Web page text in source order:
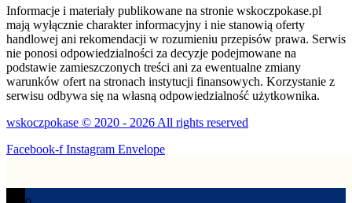
Informacje i materiały publikowane na stronie wskoczpokase.pl
mają wyłącznie charakter informacyjny i nie stanowią oferty
handlowej ani rekomendacji w rozumieniu przepisów prawa. Serwis
nie ponosi odpowiedzialności za decyzje podejmowane na
podstawie zamieszczonych treści ani za ewentualne zmiany
warunków ofert na stronach instytucji finansowych. Korzystanie z
serwisu odbywa się na własną odpowiedzialność użytkownika.
wskoczpokase © 2020 - 2026 All rights reserved
Facebook-f Instagram Envelope